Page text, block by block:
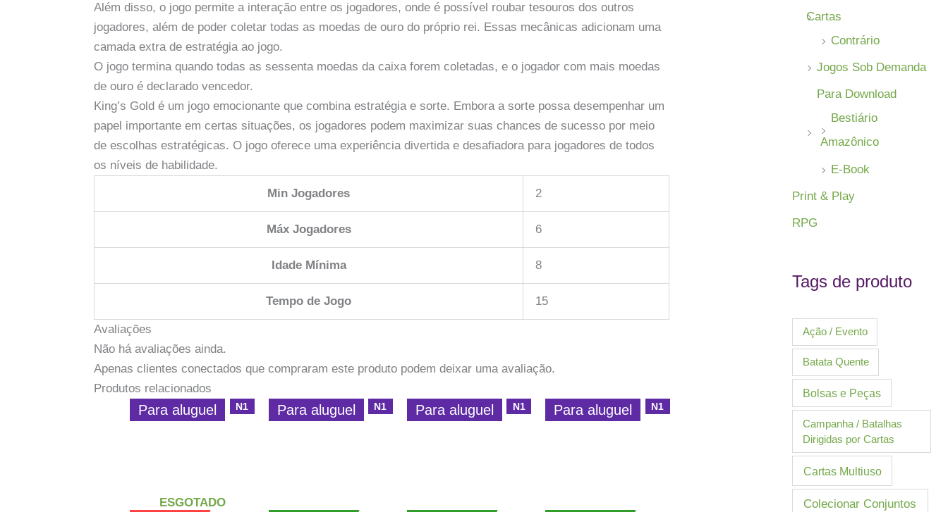
Além disso, o jogo permite a interação entre os jogadores, onde é possível roubar tesouros dos outros
jogadores, além de poder coletar todas as moedas de ouro do próprio rei. Essas mecânicas adicionam uma
camada extra de estratégia ao jogo.
O jogo termina quando todas as sessenta moedas da caixa forem coletadas, e o jogador com mais moedas
de ouro é declarado vencedor.
King’s Gold é um jogo emocionante que combina estratégia e sorte. Embora a sorte possa desempenhar um
papel importante em certas situações, os jogadores podem maximizar suas chances de sucesso por meio
de escolhas estratégicas. O jogo oferece uma experiência divertida e desafiadora para jogadores de todos
os níveis de habilidade.
Min Jogadores 2
Máx Jogadores 6
Idade Mínima 8
Tempo de Jogo 15
Avaliações
Não há avaliações ainda.
Apenas clientes conectados que compraram este produto podem deixar uma avaliação.
Produtos relacionados
Para aluguel N1
ESGOTADO
Para aluguel N1 Para aluguel N1 Para aluguel N1
Cartas
Contrário
Jogos Sob Demanda
Para Download
Bestiário
Amazônico
E-Book
Print & Play
RPG
Tags de produto
Ação / Evento
Batata Quente
Bolsas e Peças
Campanha / Batalhas
Dirigidas por Cartas
Cartas Multiuso
Colecionar Conjuntos